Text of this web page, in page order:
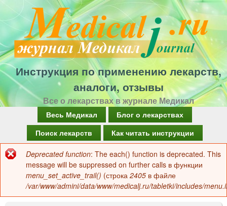
Перейти
к
основному
содержанию
Инструкция по применению лекарств,
аналоги, отзывы
Все о лекарствах в журнале Медикал
а
в
о
Весь Медикал
Блог о лекарствах
Поиск лекарств
Как читать инструкции
Сообщение
об
ошибке
Deprecated function: The each() function is deprecated. This
message will be suppressed on further calls в функции
menu_set_active_trail() (строка 2405 в файле
/var/www/admini/data/www/medicalj.ru/tabletki/includes/